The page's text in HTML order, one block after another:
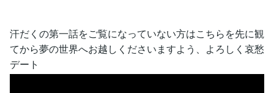
汗だくの第一話をご覧になっていない方はこちらを先に観
てから夢の世界へお越しくださいますよう、よろしく哀愁
デート